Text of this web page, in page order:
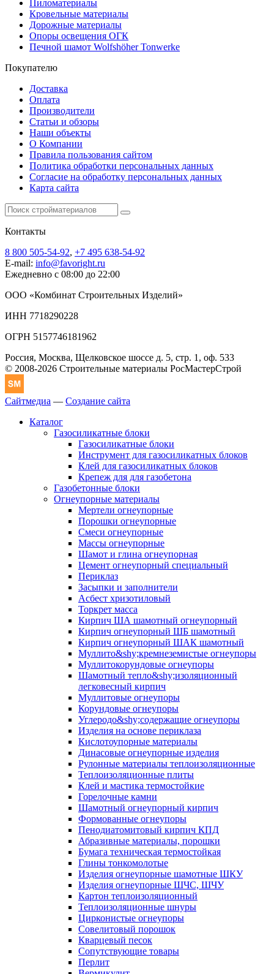
Пиломатериалы
Кровельные материалы
Дорожные материалы
Опоры освещения ОГК
Печной шамот Wolfshöher Tonwerke
Покупателю
Доставка
Оплата
Производители
Статьи и обзоры
Наши объекты
О Компании
Правила пользования сайтом
Политика обработки персональных данных
Согласие на обработку персональных данных
Карта сайта
Контакты
8 800 505-54-92, +7 495 638-54-92
E-mail: info@favoright.ru
Ежедневно с 08:00 до 22:00
ООО «Комбинат Строительных Изделий»
ИНН 7718290228
ОГРН 5157746181962
Россия, Москва, Щелковское шоссе д. 5, стр. 1, оф. 533
© 2008-2026 Строительные материалы РосМастерСтрой
Сайтмедиа — Создание сайта
Каталог
Газосиликатные блоки
Газосиликатные блоки
Инструмент для газосиликатных блоков
Клей для газосиликатных блоков
Крепеж для для газобетона
Газобетонные блоки
Огнеупорные материалы
Мертели огнеупорные
Порошки огнеупорные
Смеси огнеупорные
Массы огнеупорные
Шамот и глина огнеупорная
Цемент огнеупорный специальный
Периклаз
Засыпки и заполнители
Асбест хризотиловый
Торкрет масса
Кирпич ША шамотный огнеупорный
Кирпич огнеупорный ШБ шамотный
Кирпич огнеупорный ШАК шамотный
Муллито&shy;­кремнеземистые огнеупоры
Муллито­корундовые огнеупоры
Шамотный тепло&shy;изоляционный
легковесный кирпич
Муллитовые огнеупоры
Корундовые огнеупоры
Углеродо&shy;содержащие огнеупоры
Изделия на основе периклаза
Кислотоупорные материалы
Динасовые огнеупорные изделия
Рулонные материалы теплоизоляционные
Тепло­изоляционные плиты
Клей и мастика термостойкие
Горелочные камни
Шамотный огнеупорный кирпич
Формованные огнеупоры
Пенодиатомитовый кирпич КПД
Абразивные материалы, порошки
Бумага техническая термостойкая
Глины тонкомолотые
Изделия огнеупорные шамотные ШКУ
Изделия огнеупорные ШЧС, ШЧУ
Картон теплоизоляционный
Теплоизоляционные шнуры
Цирконистые огнеупоры
Совелитовый порошок
Кварцевый песок
Сопутствующие товары
Перлит